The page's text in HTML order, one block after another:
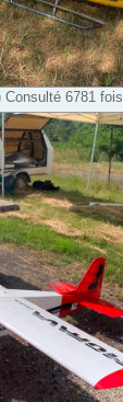
Consulté 6781 fois